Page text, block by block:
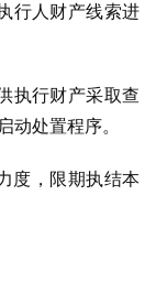
行人财产线索进
执行财产采取查
动处置程序。
度，限期执结本